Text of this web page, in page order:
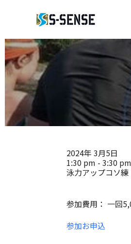
2024年 3月5日
1:30 pm - 3:30 pm
泳力アップコソ
参加費用： 一回
参加お申込